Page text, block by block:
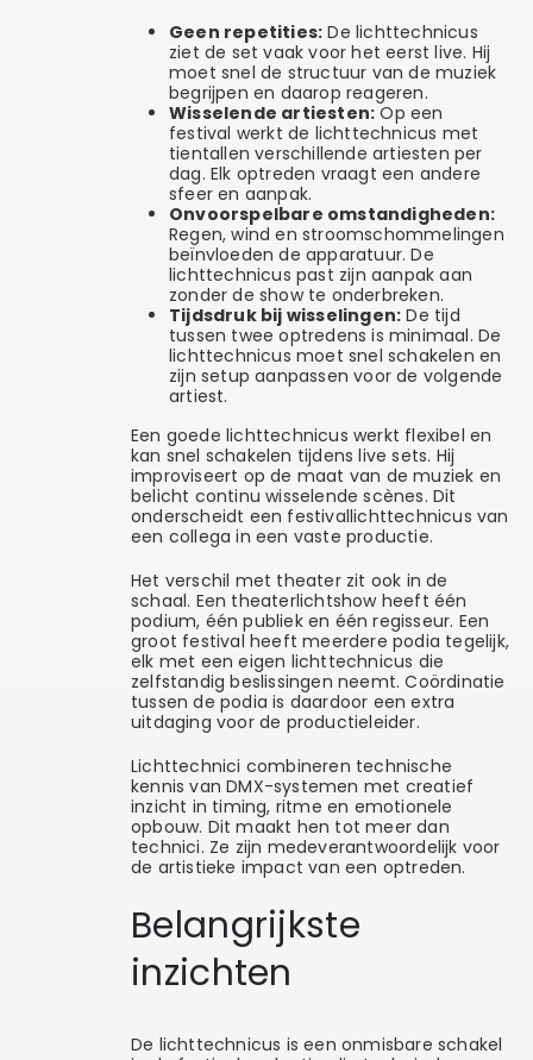
Geen repetities: De lichttechnicus
ziet de set vaak voor het eerst live. Hij
moet snel de structuur van de muziek
begrijpen en daarop reageren.
Wisselende artiesten: Op een
festival werkt de lichttechnicus met
tientallen verschillende artiesten per
dag. Elk optreden vraagt een andere
sfeer en aanpak.
Onvoorspelbare omstandigheden:
Regen, wind en stroomschommelingen
beïnvloeden de apparatuur. De
lichttechnicus past zijn aanpak aan
zonder de show te onderbreken.
Tijdsdruk bij wisselingen: De tijd
tussen twee optredens is minimaal. De
lichttechnicus moet snel schakelen en
zijn setup aanpassen voor de volgende
artiest.
Een goede lichttechnicus werkt flexibel en
kan snel schakelen tijdens live sets. Hij
improviseert op de maat van de muziek en
belicht continu wisselende scènes. Dit
onderscheidt een festivallichttechnicus van
een collega in een vaste productie.
Het verschil met theater zit ook in de
schaal. Een theaterlichtshow heeft één
podium, één publiek en één regisseur. Een
groot festival heeft meerdere podia tegelijk,
elk met een eigen lichttechnicus die
zelfstandig beslissingen neemt. Coördinatie
tussen de podia is daardoor een extra
uitdaging voor de productieleider.
Lichttechnici combineren technische
kennis van DMX-systemen met creatief
inzicht in timing, ritme en emotionele
opbouw. Dit maakt hen tot meer dan
technici. Ze zijn medeverantwoordelijk voor
de artistieke impact van een optreden.
Belangrijkste
inzichten
De lichttechnicus is een onmisbare schakel